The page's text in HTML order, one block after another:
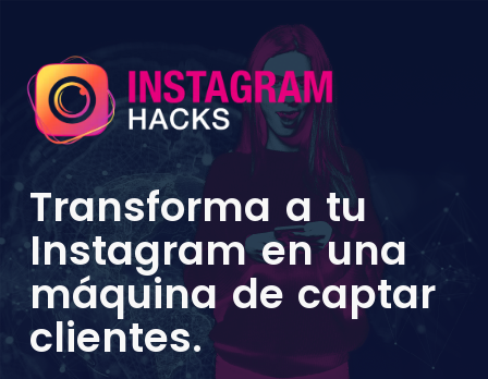
Transforma a tu
Instagram en una
máquina de captar
clientes.